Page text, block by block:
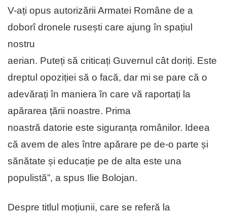
V-ați opus autorizării Armatei Române de a
doborî dronele rusești care ajung în spațiul
nostru
aerian. Puteți să criticați Guvernul cât doriți. Este
dreptul opoziției să o facă, dar mi se pare că o
adevărați în maniera în care vă raportați la
apărarea țării noastre. Prima
noastră datorie este siguranța românilor. Ideea
că avem de ales între apărare pe de-o parte și
sănătate și educație pe de alta este una
populistă”, a spus Ilie Bolojan.
Despre titlul moțiunii, care se referă la